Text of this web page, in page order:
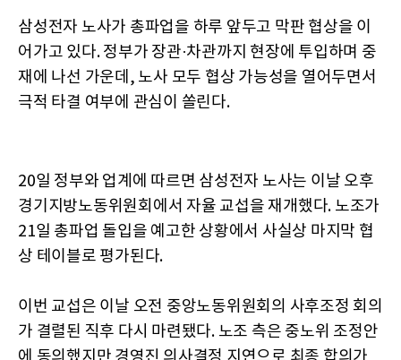
삼성전자 노사가 총파업을 하루 앞두고 막판 협상을 이
어가고 있다. 정부가 장관·차관까지 현장에 투입하며 중
재에 나선 가운데, 노사 모두 협상 가능성을 열어두면서
극적 타결 여부에 관심이 쏠린다.
20일 정부와 업계에 따르면 삼성전자 노사는 이날 오후
경기지방노동위원회에서 자율 교섭을 재개했다. 노조가
21일 총파업 돌입을 예고한 상황에서 사실상 마지막 협
상 테이블로 평가된다.
이번 교섭은 이날 오전 중앙노동위원회의 사후조정 회의
가 결렬된 직후 다시 마련됐다. 노조 측은 중노위 조정안